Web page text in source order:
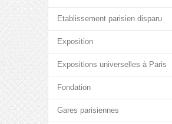
Etablissement parisien disparu
Exposition
Expositions universelles à Paris
Fondation
Gares parisiennes